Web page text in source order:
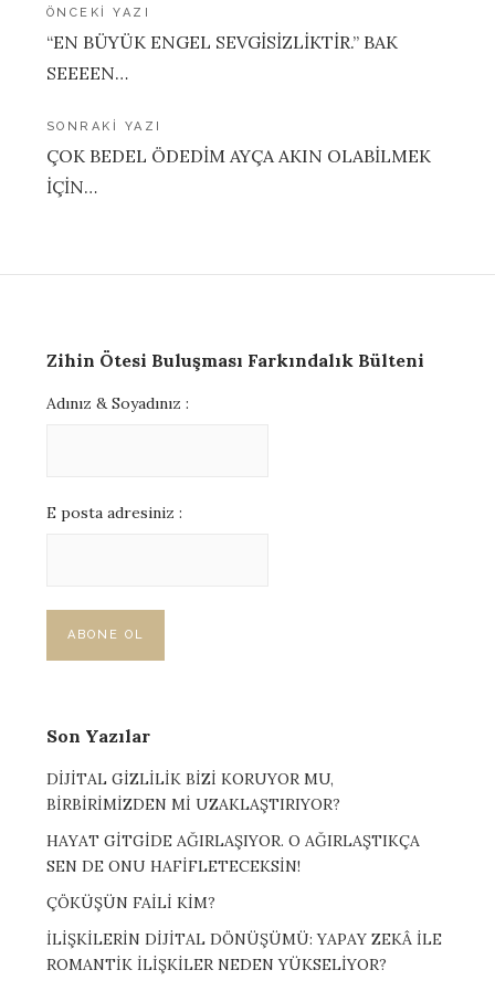
Yazı
gezinmesi
ÖNCEKI YAZI
“EN BÜYÜK ENGEL SEVGİSİZLİKTİR.” BAK
SEEEEN…
SONRAKI YAZI
ÇOK BEDEL ÖDEDİM AYÇA AKIN OLABİLMEK
İÇİN…
Zihin Ötesi Buluşması Farkındalık Bülteni
Adınız & Soyadınız :
E posta adresiniz :
Son Yazılar
DİJİTAL GİZLİLİK BİZİ KORUYOR MU,
BİRBİRİMİZDEN Mİ UZAKLAŞTIRIYOR?
HAYAT GİTGİDE AĞIRLAŞIYOR. O AĞIRLAŞTIKÇA
SEN DE ONU HAFİFLETECEKSİN!
ÇÖKÜŞÜN FAİLİ KİM?
İLİŞKİLERİN DİJİTAL DÖNÜŞÜMÜ: YAPAY ZEKÂ İLE
ROMANTİK İLİŞKİLER NEDEN YÜKSELİYOR?